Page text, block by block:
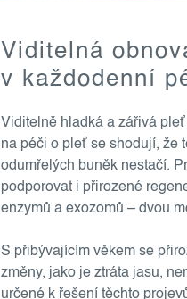
Viditelná
v každodenní
Viditelně hladká a zářivá
na péči o pleť se shodují, že
odumřelých buněk nestačí.
podporovat i přirozené
enzymů a exozomů – dvou
S přibývajícím věkem se
změny, jako je ztráta jasu,
určené k řešení těchto